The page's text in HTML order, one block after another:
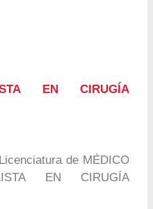
EN CIRUGÍA
de MÉDICO
EN CIRUGÍA